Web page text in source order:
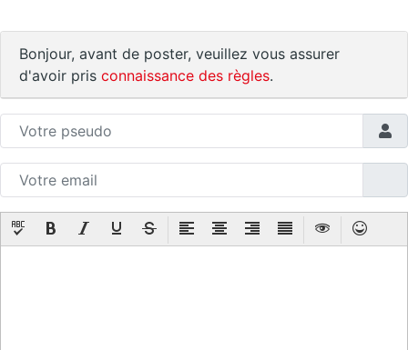
Bonjour, avant de poster, veuillez vous assurer
d'avoir pris connaissance des règles.